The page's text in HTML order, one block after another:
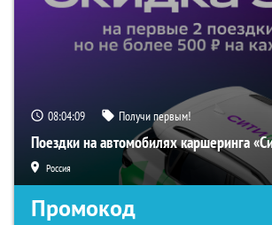
08:04:08 Получи первым!
Поездки на автомобилях каршеринга
Россия
Промокод